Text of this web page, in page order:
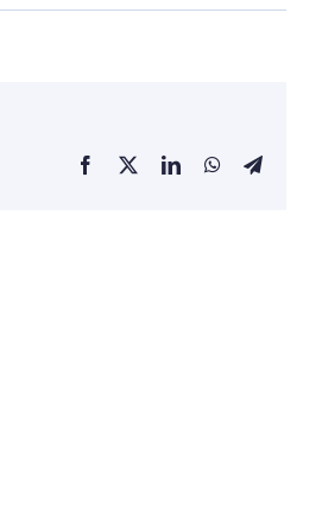
Facebook
X LinkedInWhatsApp